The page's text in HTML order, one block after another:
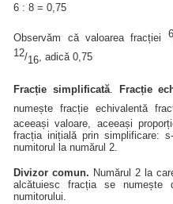
6 : 8 = 0,75
Observăm că valoarea fracției 6
12/16, adică 0,75
Fracție simplificată. Fracție
numește fracție echivalentă
aceeași valoare, aceeași
fracția inițială prin simplificare:
numitorul la numărul 2.
Divizor comun. Numărul 2 la
alcătuiesc fracția se numește
numitorului.